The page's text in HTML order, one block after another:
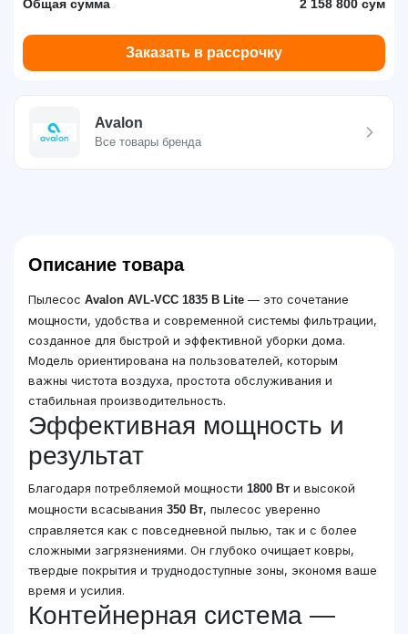
Общая сумма 2 158 800 сум
Заказать в рассрочку
Avalon
Все товары бренда
Описание товара
Пылесос Avalon AVL-VCC 1835 B Lite — это сочетание
мощности, удобства и современной системы фильтрации,
созданное для быстрой и эффективной уборки дома.
Модель ориентирована на пользователей, которым
важны чистота воздуха, простота обслуживания и
стабильная производительность.
Эффективная мощность и
результат
Благодаря потребляемой мощности 1800 Вт и высокой
мощности всасывания 350 Вт, пылесос уверенно
справляется как с повседневной пылью, так и с более
сложными загрязнениями. Он глубоко очищает ковры,
твердые покрытия и труднодоступные зоны, экономя ваше
время и усилия.
Контейнерная система —